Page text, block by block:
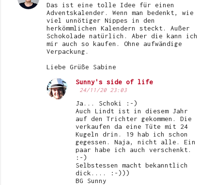
Das ist eine tolle Idee für einen
Adventskalender. Wenn man bedenkt, wie
viel unnötiger Nippes in den
herkömmlichen Kalendern steckt. Außer
Schokolade natürlich. Aber die kann ich
mir auch so kaufen. Ohne aufwändige
Verpackung.
Liebe Grüße Sabine
Sunny's side of life
24/11/20 23:03
Ja... Schoki :-)
Auch Lindt ist in diesem Jahr
auf den Trichter gekommen. Die
verkaufen da eine Tüte mit 24
Kugeln drin. 19 hab ich schon
gegessen. Naja, nicht alle. Ein
paar habe ich auch verschenkt.
:-)
Selbstessen macht bekanntlich
dick.... :-)))
BG Sunny